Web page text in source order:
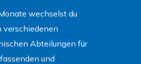
wechselst du
verschiedenen
Abteilungen für
und